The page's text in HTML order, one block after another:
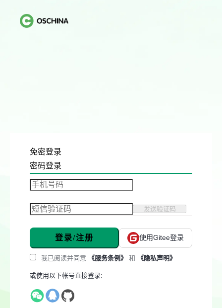
免密登录
密码登录
发送验证码
登录/注册 使用Gitee登录
我已阅读并同意 《服务条例》 和 《隐私声明》
或使用以下帐号直接登录: